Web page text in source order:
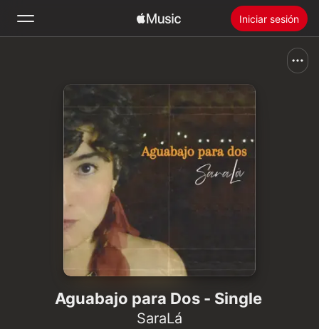
Iniciar sesión
Novedades
Radio
Instalar Apple Music
Aguabajo para Dos - Single
SaraLá